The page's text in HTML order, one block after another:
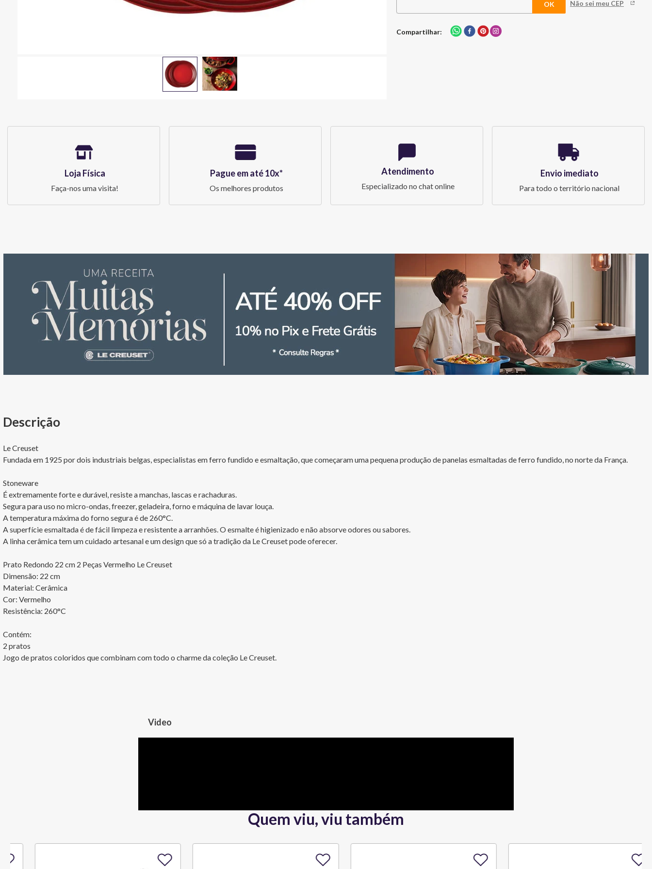
Não sei meu CEP
Compartilhar
Loja Física
Faça-nos uma visita!
Pague em até 10x*
Os melhores produtos
Atendimento
Especializado no chat online
Envio imediato
Para todo o território nacional
Le Creuset
Fundada em 1925 por dois industriais belgas, especialistas em ferro fundido e esmaltação, que começaram uma pequena produção de panelas esmaltadas de ferro fundido, no norte da França.
Stoneware
É extremamente forte e durável, resiste a manchas, lascas e rachaduras.
Segura para uso no micro-ondas, freezer, geladeira, forno e máquina de lavar louça.
A temperatura máxima do forno segura é de 260°C.
A superfície esmaltada é de fácil limpeza e resistente a arranhões. O esmalte é higienizado e não absorve odores ou sabores.
A linha cerâmica tem um cuidado artesanal e um design que só a tradição da Le Creuset pode oferecer.
Prato Redondo 22 cm 2 Peças Vermelho Le Creuset
Dimensão: 22 cm
Material: Cerâmica
Cor: Vermelho
Resistência: 260°C
Contém:
2 pratos
Jogo de pratos coloridos que combinam com todo o charme da coleção Le Creuset.
Video
Quem viu, viu também